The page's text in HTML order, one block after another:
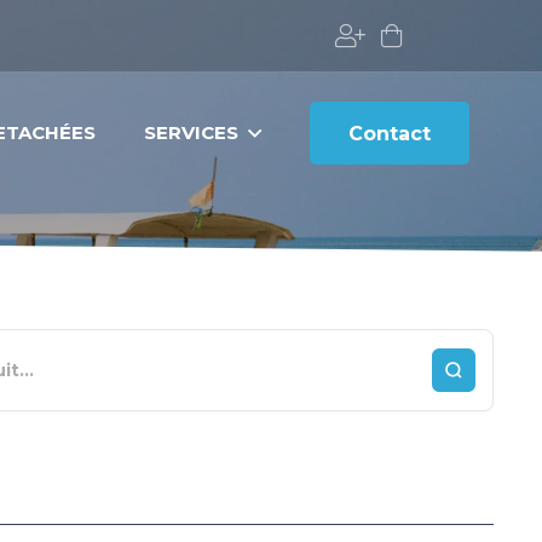
SERVICES Contact